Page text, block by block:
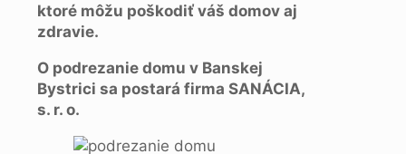
ktoré môžu poškodiť váš domov aj
zdravie.
O podrezanie domu v Banskej
Bystrici sa postará firma SANÁCIA,
s. r. o.